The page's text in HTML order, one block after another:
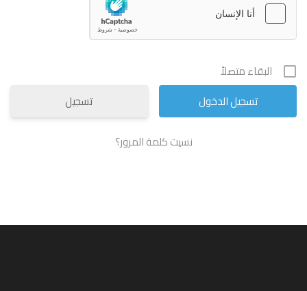
البقاء متصلاً
تسجيل
نسيت كلمة المرور؟